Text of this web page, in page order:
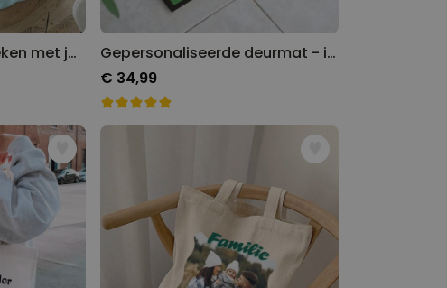
Gepersonaliseerd deken met jouw huisdier
Gepersonaliseerde deurmat - illustratie stripfiguur familie
€ 34,99